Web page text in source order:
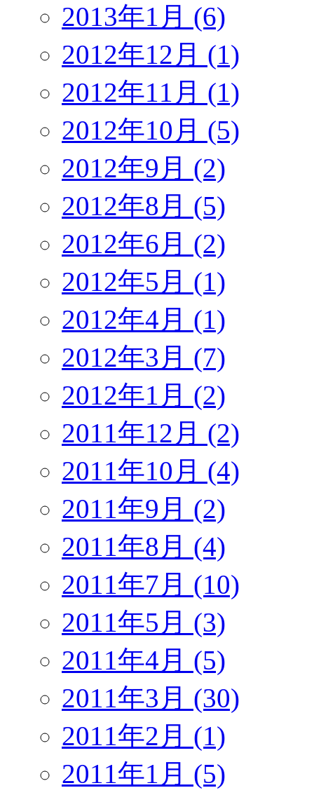
2013年1月 (6)
2012年12月 (1)
2012年11月 (1)
2012年10月 (5)
2012年9月 (2)
2012年8月 (5)
2012年6月 (2)
2012年5月 (1)
2012年4月 (1)
2012年3月 (7)
2012年1月 (2)
2011年12月 (2)
2011年10月 (4)
2011年9月 (2)
2011年8月 (4)
2011年7月 (10)
2011年5月 (3)
2011年4月 (5)
2011年3月 (30)
2011年2月 (1)
2011年1月 (5)